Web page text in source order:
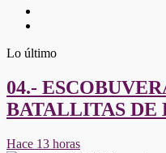
Lo último
04.-
BATALLITAS DE
Hace 13 horas